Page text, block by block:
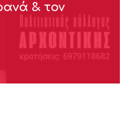
& τον